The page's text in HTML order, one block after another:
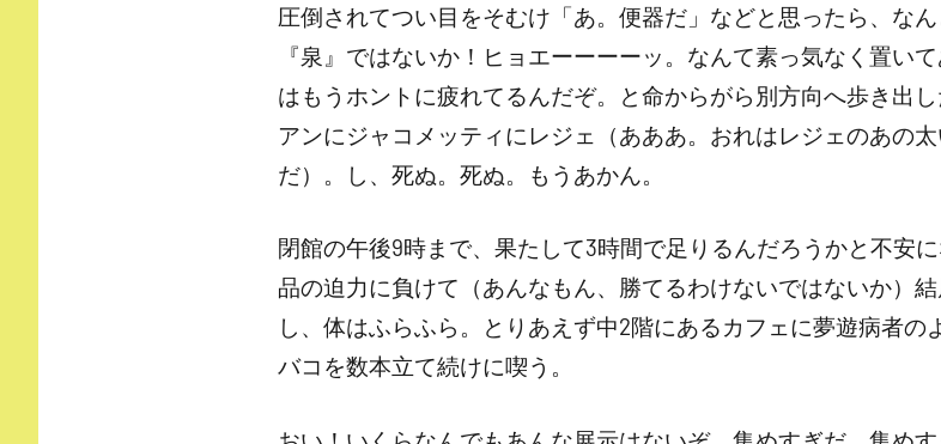
圧倒されてつい目をそむけ「あ。便器だ」などと思ったら、な
『泉』ではないか！ヒョエーーーーッ。なんて素っ気なく置い
はもうホントに疲れてるんだぞ。と命からがら別方向へ歩き出
アンにジャコメッティにレジェ（あああ。おれはレジェのあの
だ）。し、死ぬ。死ぬ。もうあかん。
閉館の午後9時まで、果たして3時間で足りるんだろうかと不安
品の迫力に負けて（あんなもん、勝てるわけないではないか）
し、体はふらふら。とりあえず中2階にあるカフェに夢遊病者の
バコを数本立て続けに喫う。